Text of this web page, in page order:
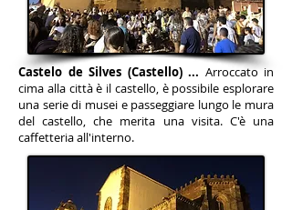
Castelo de Silves (Castello) ... Arroccato in
cima alla città è il castello, è possibile esplorare
una serie di musei e passeggiare lungo le mura
del castello, che merita una visita. C'è una
caffetteria all'interno.